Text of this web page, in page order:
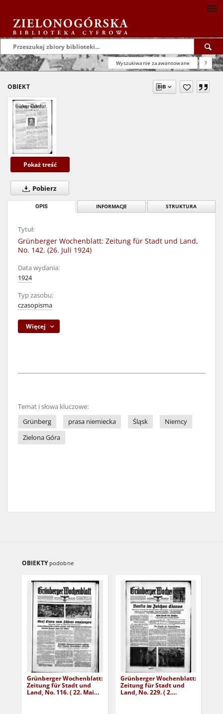
Wyszukiwanie zaawansowane ?
OBIEKT
Pokaż treść
Pobierz
OPIS INFORMACJE STRUKTURA
Tytuł:
Grünberger Wochenblatt: Zeitung für Stadt und Land,
No. 142. (26. Juli 1924)
Data wydania:
1924
Typ zasobu:
czasopisma
Więcej
Temat i słowa kluczowe:
Grünberg
prasa niemiecka Śląsk
Niemcy
Zielona Góra
OBIEKTY podobne
Grünberger Wochenblatt:
Zeitung für Stadt und
Land, No. 116. ( 22. Mai
Grünberger Wochenblatt:
Zeitung für Stadt und
Land, No. 229. ( 2.